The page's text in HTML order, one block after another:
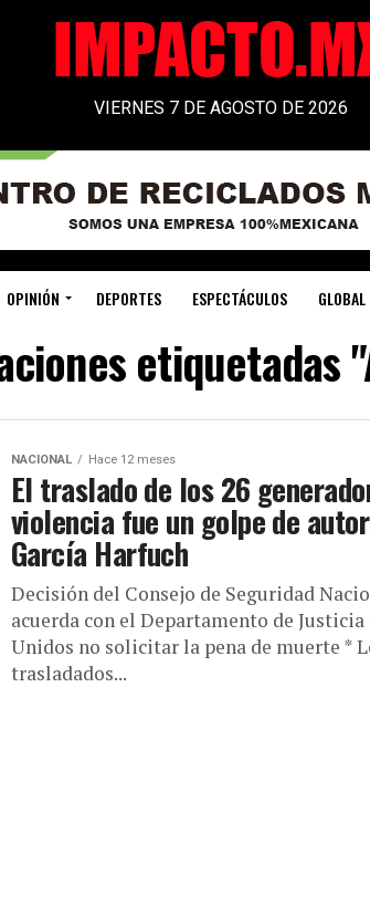
VIERNES 7 DE AGOSTO DE 2026
OPINIÓN DEPORTES ESPECTÁCULOS GLOBAL
etiquetadas
NACIONAL Hace 12 meses
El traslado de los 26
violencia fue un golpe de
García Harfuch
Decisión del Consejo de Seguridad
acuerda con el Departamento de Justicia
Unidos no solicitar la pena de muerte *
trasladados...